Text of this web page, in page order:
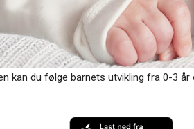
kan du følge barnets utvikling fra 0-3